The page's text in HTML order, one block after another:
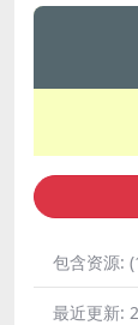
包含资源:
最近更新: